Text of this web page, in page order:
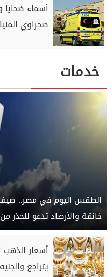
أسماء
صحراوي المنيا
خدمات
الطقس اليوم في مصر.. صيف
خانقة والأرصاد تدعو للحذر
يتراجع